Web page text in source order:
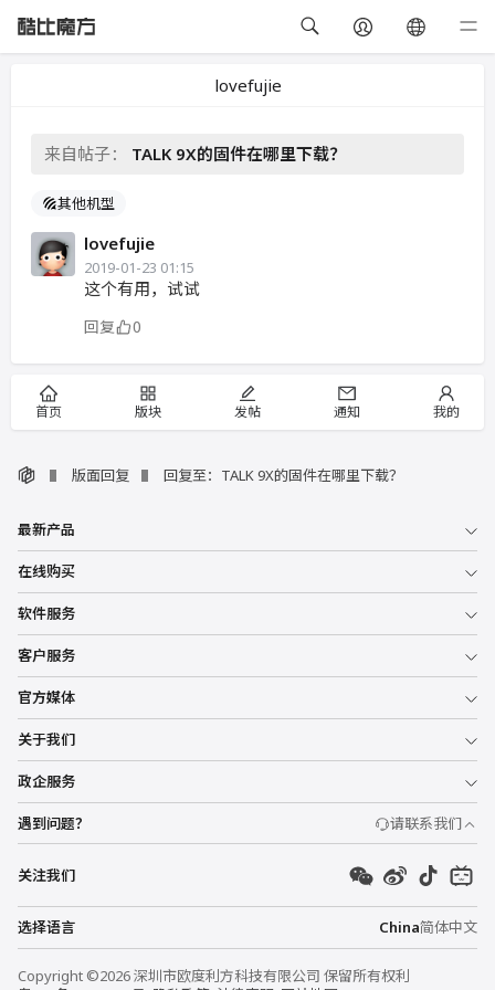
lovefujie
来自帖子： TALK 9X的固件在哪里下载？
其他机型
lovefujie
2019-01-23 01:15
这个有用，试试
回复 0
首页 版块 发帖 通知 我的
版面回复 回复至：TALK 9X的固件在哪里下载？
最新产品
在线购买
软件服务
客户服务
官方媒体
关于我们
政企服务
遇到问题？ 请联系我们
关注我们
选择语言 China简体中文
Copyright ©2026 深圳市欧度利方科技有限公司 保留所有权利